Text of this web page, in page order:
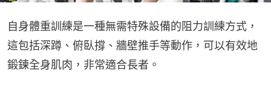
自身體重訓練是一種無需特殊設備的阻力訓練方式，
這包括深蹲、俯臥撐、牆壁推手等動作，可以有效地
鍛鍊全身肌肉，非常適合長者。